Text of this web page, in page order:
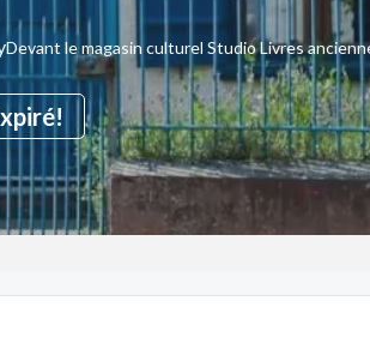
Devant le magasin culturel Studio Livres